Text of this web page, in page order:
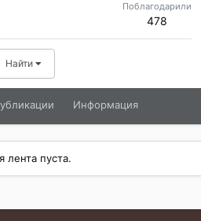
Поблагодарили
478
Найти
Информация
лента пуста.